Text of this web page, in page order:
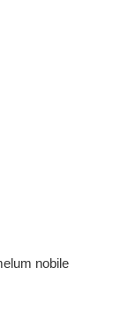
nobile